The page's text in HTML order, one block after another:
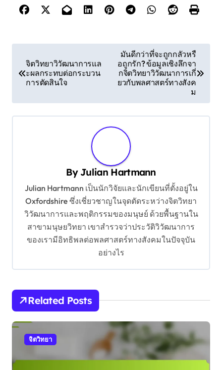
t
n
จิตวิทยาวิวัฒนาการแล
ะผลกระทบต่อกระบวน
การตัดสินใจ
มันดีกว่าที่จะถูกกลัวหรื
อถูกรัก? ข้อมูลเชิงลึกจา
กจิตวิทยาวิวัฒนาการเกี่
ยวกับพลศาสตร์ทางสังค
ม
By Julian Hartmann
Julian Hartmann เป็นนักวิจัยและนักเขียนที่ตั้งอยู่ใน
Oxfordshire ซึ่งเชี่ยวชาญในจุดตัดระหว่างจิตวิทยา
วิวัฒนาการและพฤติกรรมของมนุษย์ ด้วยพื้นฐานใน
สาขามนุษยวิทยา เขาสำรวจว่าประวัติวิวัฒนาการ
ของเรามีอิทธิพลต่อพลศาสตร์ทางสังคมในปัจจุบัน
อย่างไร
Related Posts
จิตวิทยา